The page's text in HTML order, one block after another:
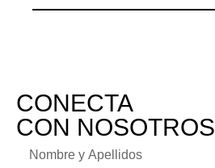
CONECTA
CON NOSOTROS